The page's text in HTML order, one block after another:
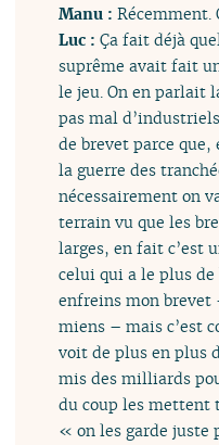
Manu :Récemment.
Luc :Ça fait déjà
suprême avait fait
le jeu. On en parlait
pas mal
de brevet parce
la guerre des
nécessairement on
terrain vu que les
larges, en fait c’est
celui qui a le plus
enfreins mon
miens – mais c’est
voit de plus en plus
mis des milliards
du coup les mettent
« on les garde juste